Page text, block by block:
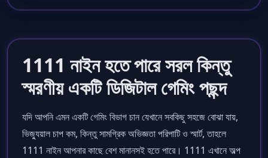
1111 নাইন হতে পারে সরল কিন্তু
স্মরণীয় একটি ডিজিটাল গেমিং পছন্দ
যদি আপনি এমন একটি গেমিং বিভাগ চান যেখানে সবকিছু সহজে বোঝা যায়,
ভিজ্যুয়াল চাপ কম, কিন্তু সামগ্রিক অভিজ্ঞতা পরিপাটি ও স্মার্ট, তাহলে
1111 নাইন আপনার কাছে বেশ মানানসই হতে পারে। 1111 এখানে অল্প